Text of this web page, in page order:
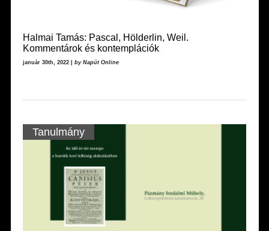
Halmai Tamás: Pascal, Hölderlin, Weil.
Kommentárok és kontemplációk
január 30th, 2022 | by Napút Online
Tanulmány